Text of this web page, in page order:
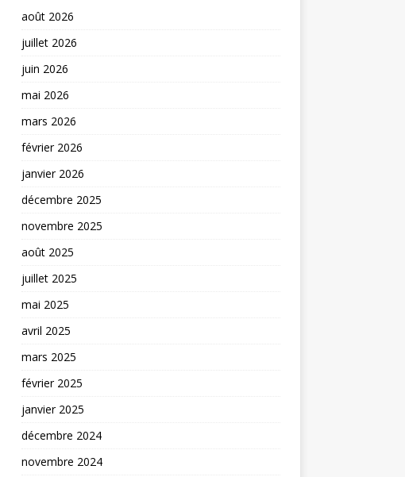
août 2026
juillet 2026
juin 2026
mai 2026
mars 2026
février 2026
janvier 2026
décembre 2025
novembre 2025
août 2025
juillet 2025
mai 2025
avril 2025
mars 2025
février 2025
janvier 2025
décembre 2024
novembre 2024